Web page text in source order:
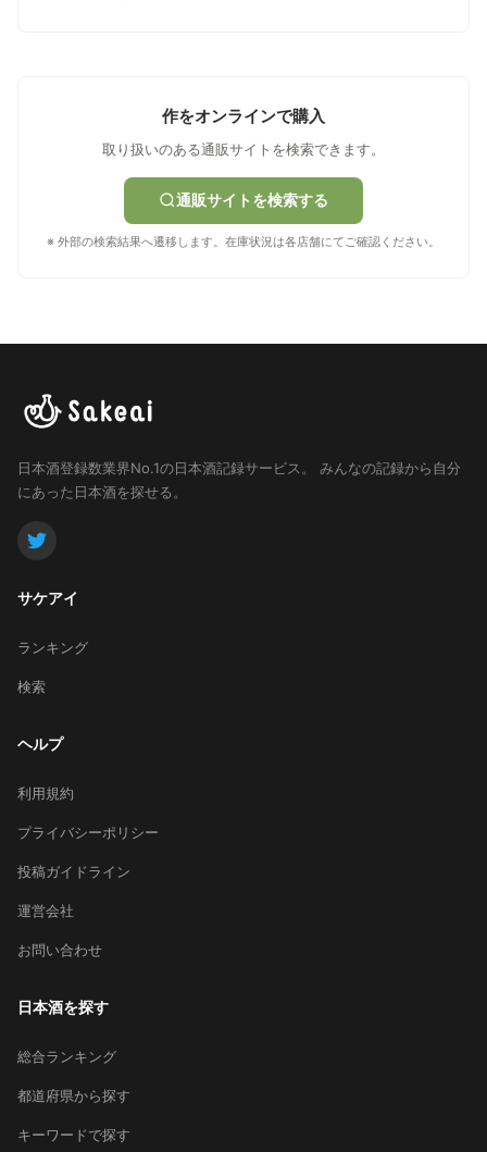
作をオンラインで購入
取り扱いのある通販サイトを検索できます。
通販サイトを検索する
※ 外部の検索結果へ遷移します。在庫状況は各店舗にてご確認ください。
日本酒登録数業界No.1の日本酒記録サービス。
みんなの記録から自分
にあった日本酒を探せる。
サケアイ
ランキング
検索
ヘルプ
利用規約
プライバシーポリシー
投稿ガイドライン
運営会社
お問い合わせ
日本酒を探す
総合ランキング
都道府県から探す
キーワードで探す